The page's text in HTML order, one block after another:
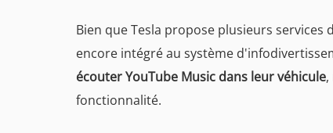
Bien que Tesla propose plusieurs services
encore intégré au système
écouter YouTube Music dans leur véhicule
fonctionnalité.